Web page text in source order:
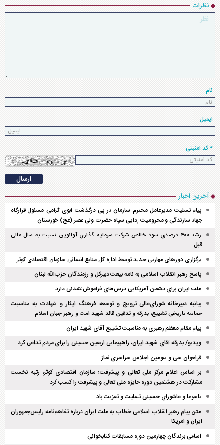
نظرات
نام
ایمیل
* کد امنیتی
آخرین اخبار
پیام تسلیت مدیرعامل محترم سازمان در پی درگذشت ابوی گرامی مسئول قرارگاه
جهاد سازندگی و محرومیت زدایی سپاه حضرت ولی عصر (عج) خوزستان
رشد ۴۰۰ درصدی سود خالص شرکت سرمایه گذاری آوانوین نسبت به سال مالی
قبل
برگزاری دور‌های مهارتی جدید توسط اداره کل منابع انسانی سازمان اقتصادی کوثر
پاسخ رهبر انقلاب اسلامی به نامه بیعت دبیرکل و رزمندگان حزب‌الله لبنان
ملت ایران برای دشمن آمریکایی درس‌های فراموش‌نشدنی دارد
بیانیه دبیرخانه شورای‌عالی ترویج و توسعه فرهنگ ایثار و شهادت به مناسبت
حماسه تاریخی تشییع، بدرقه و تدفین قائد شهید امت و رهبر جهان اسلام
پیام مقام معظم رهبری به مناسبت تشییع آقای شهید ایران
ویدیو/ بدرقه آقای شهید ایران، راهپیمایی اربعین حسینی را برای مردم تداعی کرد
فراخوان سی و سومین اجلاس سراسری نماز
بر اساس اعلام مرکز ملی تعالی و پیشرفت؛ سازمان اقتصادی کوثر، رتبه نخست
مشارکت در هشتمین دوره جایزه ملی تعالی و پیشرفت را کسب کرد
تاسوعا و عاشورای حسینی تسلیت و تعزیت باد
متن پیام رهبر انقلاب اسلامی خطاب به ملت ایران درباره تفاهم‌نامه رئیس‌جمهوران
ایران و امریکا
اسامی برندگان چهارمین دوره مسابقات کتابخوانی